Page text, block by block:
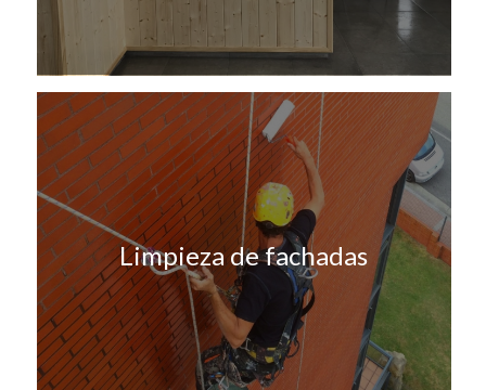
Limpieza de fachadas